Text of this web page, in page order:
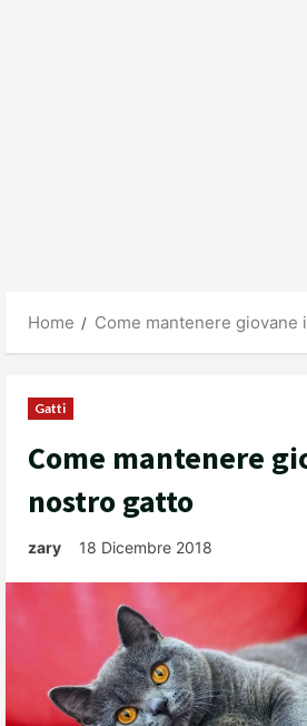
Home Come mantenere giovane
Gatti
Come mantenere
nostro gatto
zary 18 Dicembre 2018